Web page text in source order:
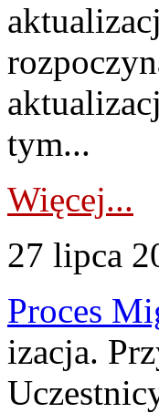
tym...
Więcej...
27 lipca
Proces
izacja.